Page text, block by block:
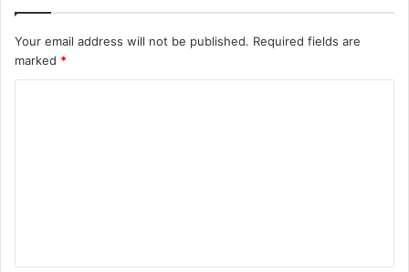
Your email address will not be published. Required fields are
marked *